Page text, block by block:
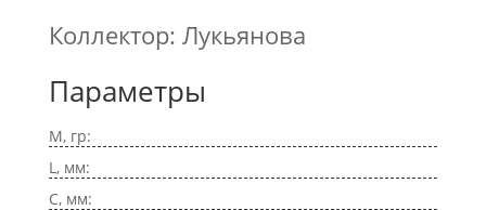
Коллектор: Лукьянова
Параметры
M, гр:
L, мм:
C, мм: